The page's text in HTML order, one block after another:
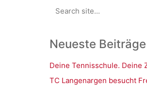
for:
Neueste Beiträge
Deine Tennisschule. Deine
TC Langenargen besucht